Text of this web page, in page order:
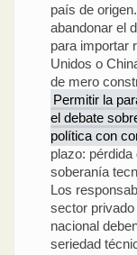
país de
abandonar el
para importar
Unidos o
de mero
Permitir la
el debate
política con
plazo:
soberanía
Los
sector
nacional
seriedad